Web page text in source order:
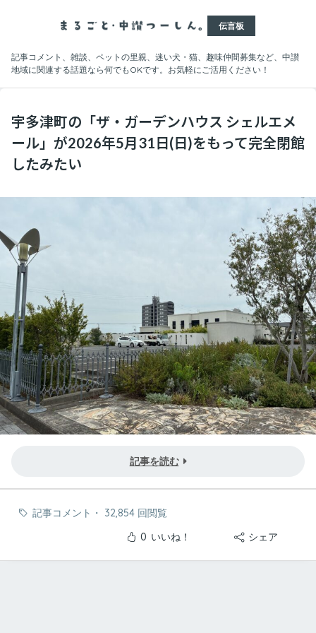
伝言板
記事コメント、雑談、ペットの里親、迷い犬・猫、趣味仲間募集など、中讃
地域に関連する話題なら何でもOKです。お気軽にご活用ください！
宇多津町の「ザ・ガーデンハウス シェルエメ
ール」が2026年5月31日(日)をもって完全閉館
したみたい
記事を読む
記事コメント ・ 32,854 回閲覧
シェア
0 いいね！